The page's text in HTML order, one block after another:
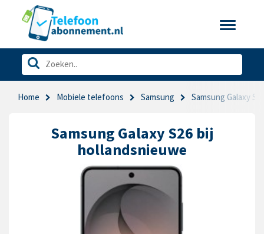
Toggle
Home Mobiele telefoons Samsung Samsung Galaxy
Samsung Galaxy S26 bij
hollandsnieuwe